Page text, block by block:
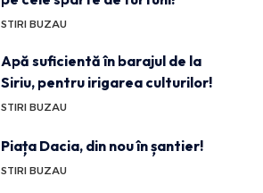
STIRI BUZAU
Apă suficientă în barajul de la
Siriu, pentru irigarea culturilor!
STIRI BUZAU
Piața Dacia, din nou în șantier!
STIRI BUZAU